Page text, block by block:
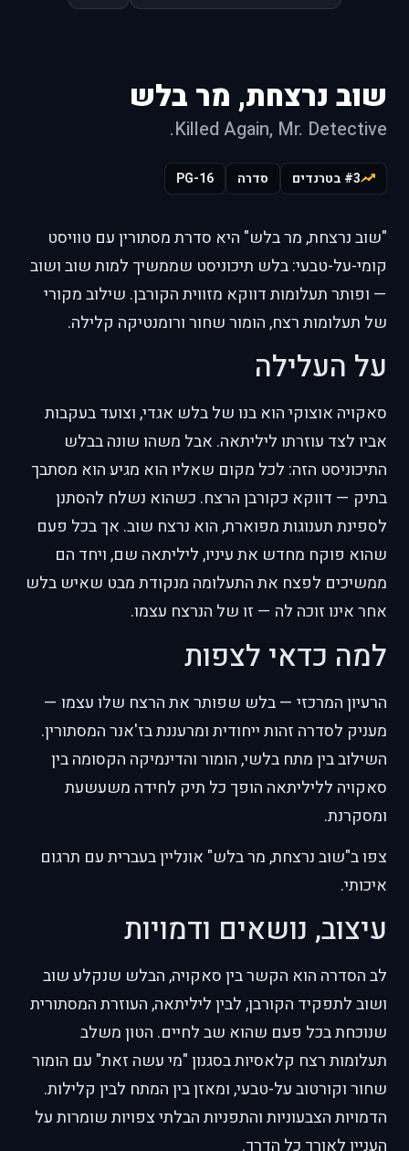
שוב נרצחת, מר בלש
Killed Again, Mr. Detective.
#3 בטרנדים סדרה PG-16
"שוב נרצחת, מר בלש" היא סדרת מסתורין עם טוויסט
קומי-על-טבעי: בלש תיכוניסט שממשיך למות שוב ושוב
— ופותר תעלומות דווקא מזווית הקורבן. שילוב מקורי
של תעלומות רצח, הומור שחור ורומנטיקה קלילה.
על העלילה
סאקויה אוצוקי הוא בנו של בלש אגדי, וצועד בעקבות
אביו לצד עוזרתו ליליתאה. אבל משהו שונה בבלש
התיכוניסט הזה: לכל מקום שאליו הוא מגיע הוא מסתבך
בתיק — דווקא כקורבן הרצח. כשהוא נשלח להסתנן
לספינת תענוגות מפוארת, הוא נרצח שוב. אך בכל פעם
שהוא פוקח מחדש את עיניו, ליליתאה שם, ויחד הם
ממשיכים לפצח את התעלומה מנקודת מבט שאיש בלש
אחר אינו זוכה לה — זו של הנרצח עצמו.
למה כדאי לצפות
הרעיון המרכזי — בלש שפותר את הרצח שלו עצמו —
מעניק לסדרה זהות ייחודית ומרעננת בז'אנר המסתורין.
השילוב בין מתח בלשי, הומור והדינמיקה הקסומה בין
סאקויה לליליתאה הופך כל תיק לחידה משעשעת
ומסקרנת.
צפו ב"שוב נרצחת, מר בלש" אונליין בעברית עם תרגום
איכותי.
עיצוב, נושאים ודמויות
לב הסדרה הוא הקשר בין סאקויה, הבלש שנקלע שוב
ושוב לתפקיד הקורבן, לבין ליליתאה, העוזרת המסתורית
שנוכחת בכל פעם שהוא שב לחיים. הטון משלב
תעלומות רצח קלאסיות בסגנון "מי עשה זאת" עם הומור
שחור וקורטוב על-טבעי, ומאזן בין המתח לבין קלילות.
הדמויות הצבעוניות והתפניות הבלתי צפויות שומרות על